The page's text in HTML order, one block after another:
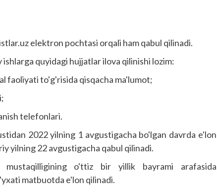
elektron pochtasi orqali ham qabul qilinadi.
quyidagi hujjatlar ilova qilinishi lozim:
faoliyati to'g'risida qisqacha ma'lumot;
telefonlari.
2022 yilning 1 avgustigacha bo'lgan davrda e'lon
yilning 22 avgus­tigacha qabul qilinadi.
mustaqilligining o'ttiz bir yillik bayrami arafasida
matbuotda e'lon qilinadi.